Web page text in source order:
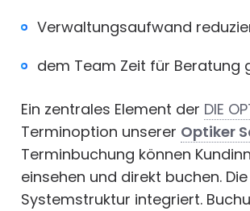
Verwaltungsaufwand
dem Team Zeit für Beratung
Ein zentrales Element der DIE
Terminoption unserer Optiker
Terminbuchung können
einsehen und direkt buchen.
Systemstruktur integriert.